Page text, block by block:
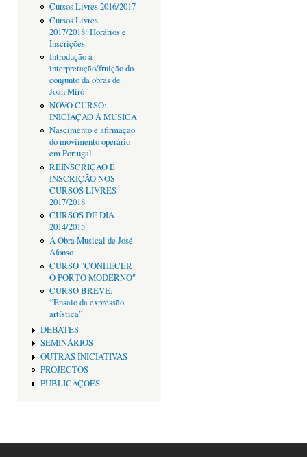
Cursos Livres 2016/2017
Cursos Livres
2017/2018: Horários e
Inscrições
Introdução à
interpretação/fruição do
conjunto da obras de
Joan Miró
NOVO CURSO:
INICIAÇÃO À MÚSICA
Nascimento e afirmação
do movimento operário
em Portugal
REINSCRIÇÃO E
INSCRIÇÃO NOS
CURSOS LIVRES
2017/2018
CURSOS DE DIA
2014/2015
A Obra Musical de José
Afonso
CURSO "CONHECER
O PORTO MODERNO"
CURSO BREVE:
“Ensaio da expressão
artística”
DEBATES
SEMINÁRIOS
OUTRAS INICIATIVAS
PROJECTOS
PUBLICAÇÕES